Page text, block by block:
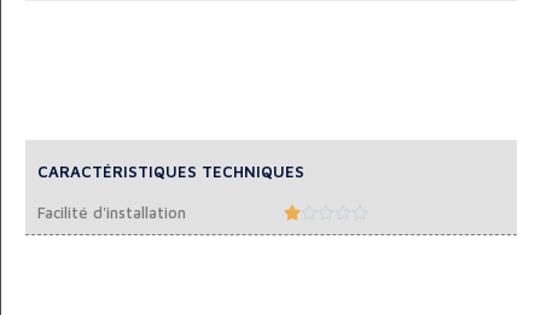
CARACTÉRISTIQUES TECHNIQUES
Facilité d'installation 